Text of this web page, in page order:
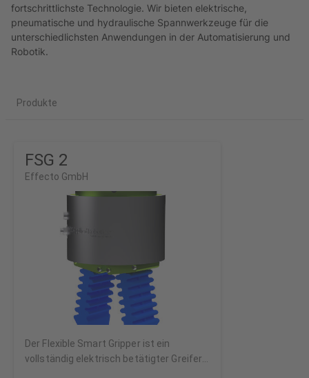
fortschrittlichste Technologie. Wir bieten elektrische,
pneumatische und hydraulische Spannwerkzeuge für die
unterschiedlichsten Anwendungen in der Automatisierung und
Robotik.
Produkte
FSG 2
Effecto GmbH
Der Flexible Smart Gripper ist ein
vollständig elektrisch betätigter Greifer